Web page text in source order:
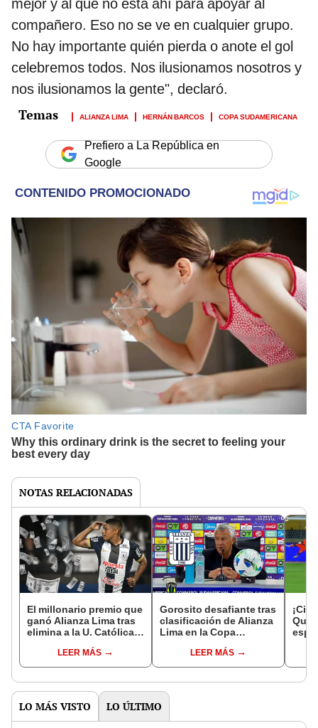
mejor y al que no está ahí para apoyar al
compañero. Eso no se ve en cualquier grupo.
No hay importante quién pierda o anote el gol
celebremos todos. Nos ilusionamos nosotros y
nos ilusionamos la gente", declaró.
ALIANZA LIMA HERNÁN BARCOS COPA SUDAMERICANA
Prefiero a La República en
Google
NOTAS RELACIONADAS
El millonario premio que
ganó Alianza Lima tras
elimina a la U. Católica
cuartos de final de Copa
Sudamericana
LEER MÁS
Gorosito desafiante tras
clasificación de Alianza
Lima en la Copa
"Apostamos a ganador
siempre"
LEER MÁS
en
LO MÁS VISTO LO ÚLTIMO